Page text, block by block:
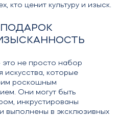
кто ценит культуру и изыск.
это не просто набор
искусства, которые
роскошным
Они могут быть
инкрустированы
выполнены в эксклюзивных